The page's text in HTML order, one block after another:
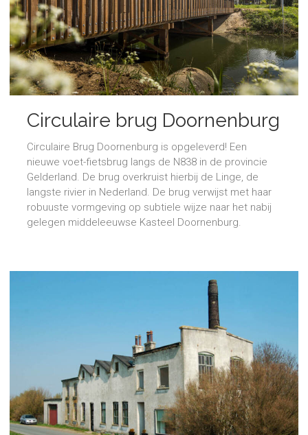
Circulaire brug Doornenburg
opgeleverd
Circulaire Brug Doornenburg is opgeleverd! Een
nieuwe voet-fietsbrug langs de N838 in de provincie
Gelderland. De brug overkruist hierbij de Linge, de
langste rivier in Nederland. De brug verwijst met haar
robuuste vormgeving op subtiele wijze naar het nabij
gelegen middeleeuwse Kasteel Doornenburg.